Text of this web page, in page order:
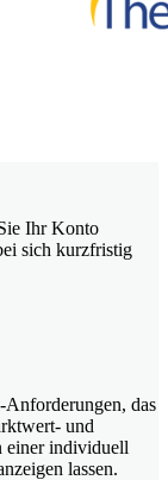
Ihr Konto
sich kurzfristig
das
und
einer individuell
lassen.